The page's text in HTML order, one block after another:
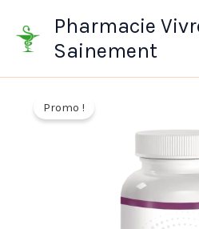
contenu
Pharmacie
Sainement
Promo !